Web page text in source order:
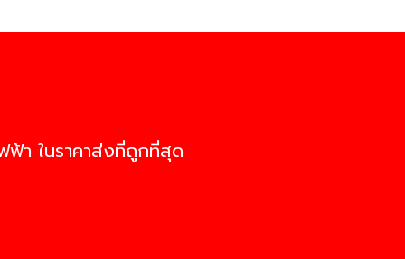
า ในราคาส่งที่ถูกที่สุด